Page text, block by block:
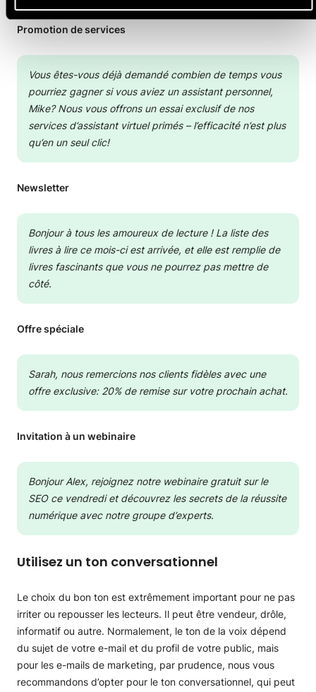
Promotion de services
Vous êtes-vous déjà demandé combien de temps vous
pourriez gagner si vous aviez un assistant personnel,
Mike? Nous vous offrons un essai exclusif de nos
services d’assistant virtuel primés – l’efficacité n’est plus
qu’en un seul clic!
Newsletter
Bonjour à tous les amoureux de lecture ! La liste des
livres à lire ce mois-ci est arrivée, et elle est remplie de
livres fascinants que vous ne pourrez pas mettre de
côté.
Offre spéciale
Sarah, nous remercions nos clients fidèles avec une
offre exclusive: 20% de remise sur votre prochain achat.
Invitation à un webinaire
Bonjour Alex, rejoignez notre webinaire gratuit sur le
SEO ce vendredi et découvrez les secrets de la réussite
numérique avec notre groupe d’experts.
Utilisez un ton conversationnel
Le choix du bon ton est extrêmement important pour ne pas
irriter ou repousser les lecteurs. Il peut être vendeur, drôle,
informatif ou autre. Normalement, le ton de la voix dépend
du sujet de votre e-mail et du profil de votre public, mais
pour les e-mails de marketing, par prudence, nous vous
recommandons d’opter pour le ton conversationnel, qui peut